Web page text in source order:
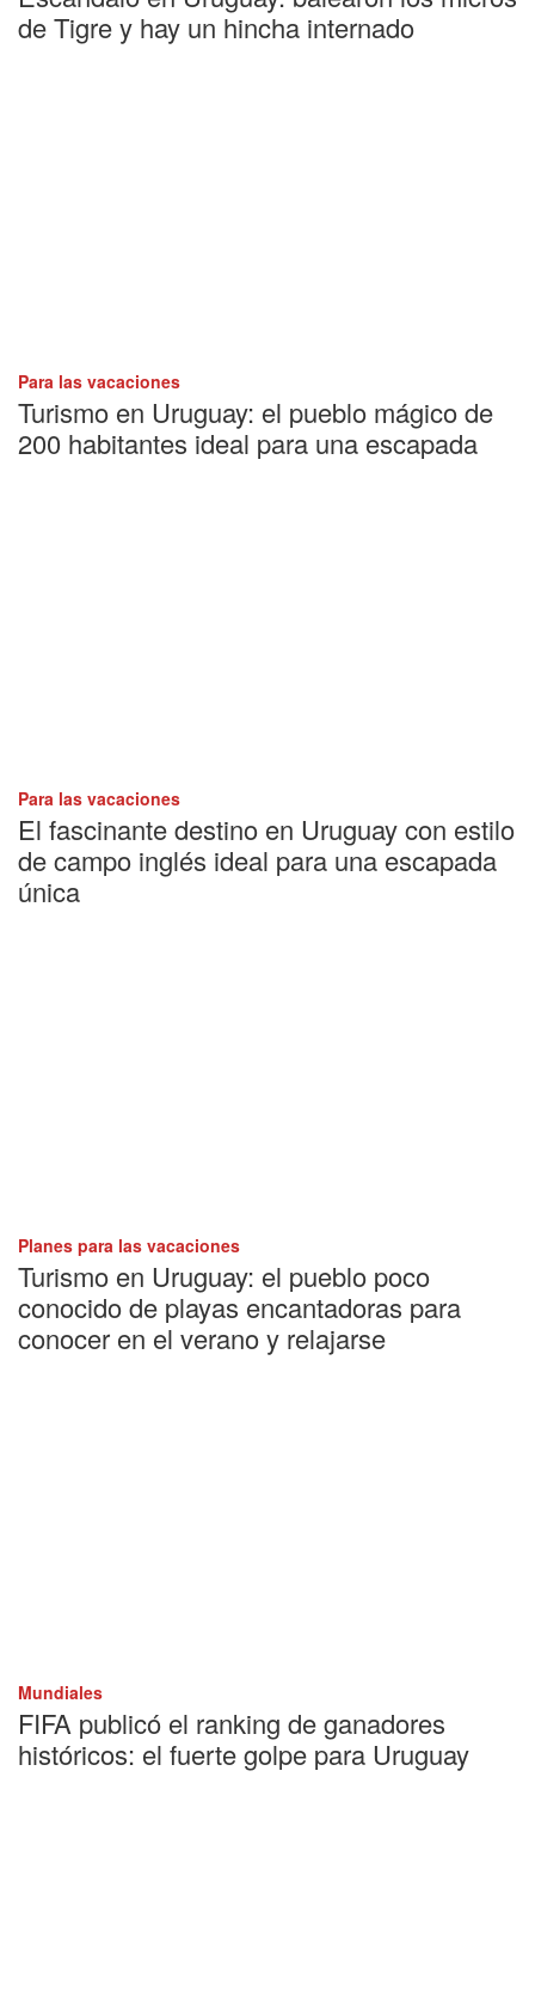
de Tigre y hay un hincha internado
Para las vacaciones
Turismo en Uruguay: el pueblo mágico de
200 habitantes ideal para una escapada
Para las vacaciones
El fascinante destino en Uruguay con estilo
de campo inglés ideal para una escapada
única
Planes para las vacaciones
Turismo en Uruguay: el pueblo poco
conocido de playas encantadoras para
conocer en el verano y relajarse
Mundiales
FIFA publicó el ranking de ganadores
históricos: el fuerte golpe para Uruguay